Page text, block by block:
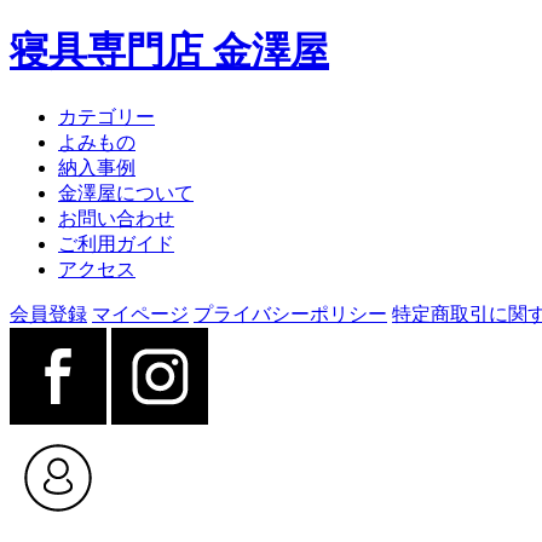
寝具専門店 金澤屋
カテゴリー
よみもの
納入事例
金澤屋について
お問い合わせ
ご利用ガイド
アクセス
会員登録 マイページ プライバシーポリシー 特定商取引に関